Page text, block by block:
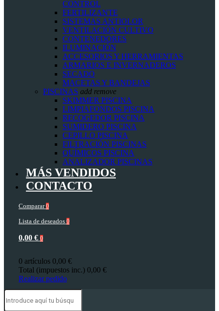
CONTROL
FERTILIZANTE
SISTEMAS ANTIOLOR
VENTILACIÓN CULTIVO
CONTENEDORES
ILUMINACIÓN
ACCESORIOS Y HERRAMIENTAS
ARMARIOS E INVERNADEROS
SECADO
MACETAS Y BANDEJAS
PISCINAS add remove
SKIMMER PISCINA
LIMPIAFONDOS PISCINA
RECOGEDOR PISCINA
SUMIDERO PISCINA
CEPILLO PISCINA
FILTRACIÓN PISCINAS
QUÍMICOS PISCINA
ANALIZADOR PISCINAS
MÁS VENDIDOS
CONTACTO
Comparar 0
Lista de deseados 0
0,00 € 0
0 artículos 0,00 €
Total (impuestos inc.) 0,00 €
Realizar pedido